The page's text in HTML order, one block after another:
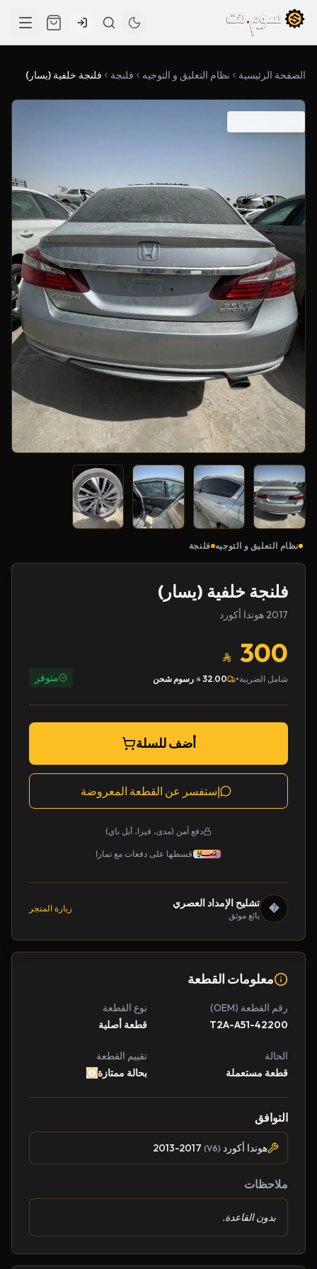
الصفحة الرئيسية نظام التعليق و التوجيه فلنجة فلنجة خلفية (يسار)
نظام التعليق و التوجيه فلنجة
فلنجة خلفية (يسار)
2017 هوندا أكورد
300
شامل الضريبة•
32.00 رسوم شحن متوفر
أضف للسلة
إستفسر عن القطعة المعروضة
دفع آمن (مدى، فيزا، أبل باي)
قسطها على دفعات مع تمارا
� تشليح الإمداد العصري
بائع موثق
زيارة المتجر
معلومات القطعة
رقم القطعة (OEM)
42200-T2A-A51
نوع القطعة
قطعة أصلية
الحالة
قطعة مستعملة
تقييم القطعة
بحالة ممتازة
التوافق
هوندا أكورد (V6)
ملاحظات
بدون القاعدة.